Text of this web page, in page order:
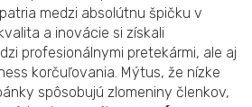
medzi absolútnu špičku v
a inovácie si získali
profesionálnymi pretekármi, ale aj
korčuľovania. Mýtus, že nízke
spôsobujú zlomeniny členkov,